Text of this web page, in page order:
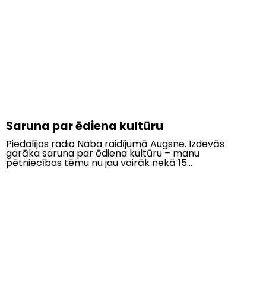
Saruna par ēdiena kultūru
Piedalījos radio Naba raidījumā Augsne. Izdevās
garāka saruna par ēdiena kultūru – manu
pētniecības tēmu nu jau vairāk nekā 15...